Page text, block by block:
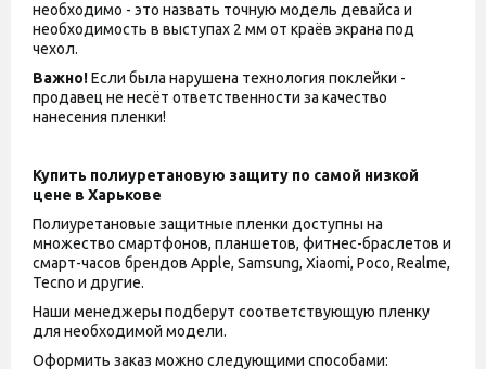
необходимо - это назвать точную модель девайса и
необходимость в выступах 2 мм от краёв экрана под
чехол.
Важно!Если была нарушена технология поклейки -
продавец не несёт ответственности за качество
нанесения пленки!
Купить полиуретановую защиту по самой низкой
цене в Харькове
Полиуретановые защитные пленки доступны на
множество смартфонов, планшетов, фитнес-браслетов и
смарт-часов брендов Apple, Samsung, Xiaomi, Poco, Realme,
Tecno и другие.
Наши менеджеры подберут соответствующую пленку
для необходимой модели.
Оформить заказ можно следующими способами: